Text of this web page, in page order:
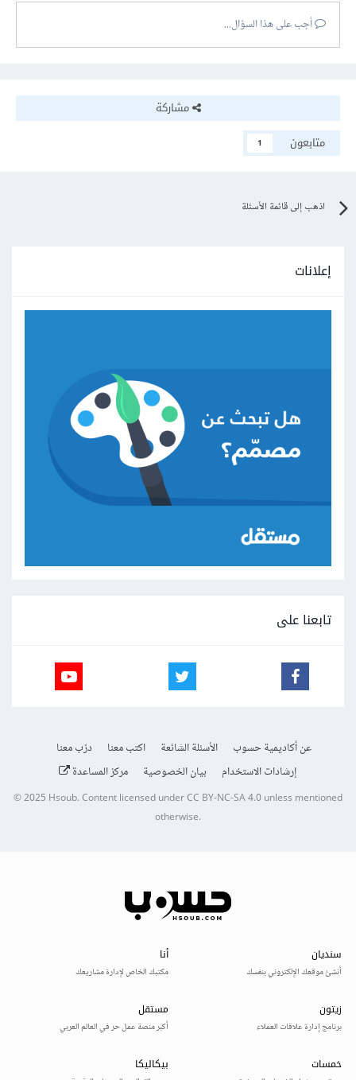
أجب على هذا السؤال...
مشاركة
متابعون
1
اذهب إلى قائمة الأسئلة
إعلانات
تابعنا على
عن أكاديمية حسوب الأسئلة الشائعة اكتب معنا
درّب معنا
إرشادات الاستخدام
بيان الخصوصية مركز المساعدة
© 2025Hsoub.Content licensed underCC BY-NC-SA 4.0unless mentioned
otherwise.